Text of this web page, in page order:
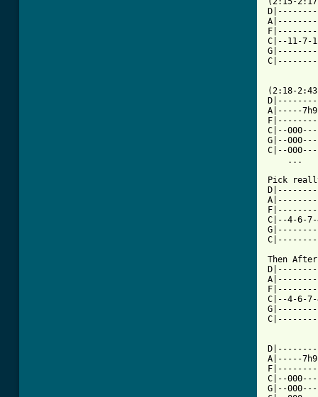
C|--11-7-
(2:18-
A|-----
C|--
G|--
C|--
...
Pick
C|--4-6-
Then
C|--4-6-
A|-----
C|--
G|--